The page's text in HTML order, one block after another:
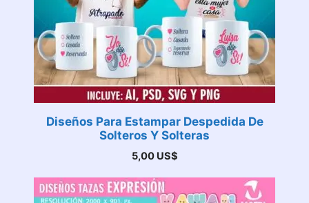
Diseños Para Estampar Despedida De
Solteros Y Solteras
5,00 US$